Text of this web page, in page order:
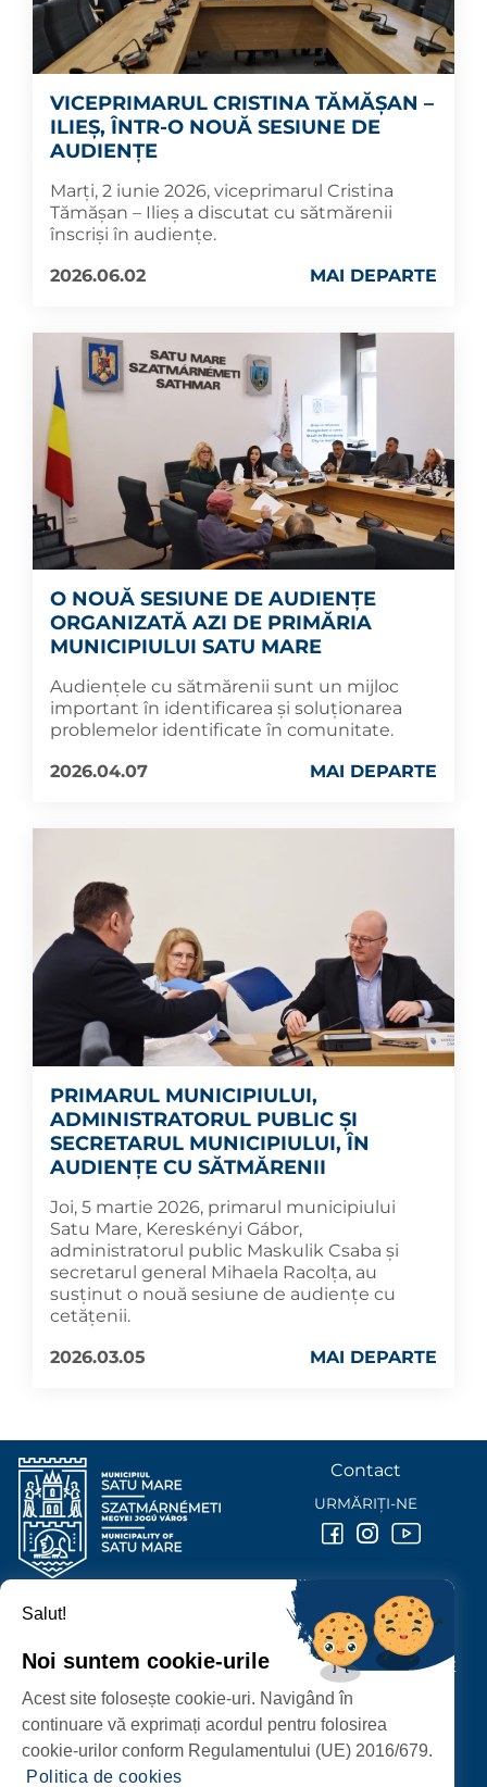
VICEPRIMARUL CRISTINA TĂMĂȘAN –
ILIEȘ, ÎNTR-O NOUĂ SESIUNE DE
AUDIENȚE
Marți, 2 iunie 2026, viceprimarul Cristina
Tămășan – Ilieș a discutat cu sătmărenii
înscriși în audiențe.
2026.06.02
MAI DEPARTE
O NOUĂ SESIUNE DE AUDIENȚE
ORGANIZATĂ AZI DE PRIMĂRIA
MUNICIPIULUI SATU MARE
Audiențele cu sătmărenii sunt un mijloc
important în identificarea și soluționarea
problemelor identificate în comunitate.
2026.04.07
MAI DEPARTE
PRIMARUL MUNICIPIULUI,
ADMINISTRATORUL PUBLIC ȘI
SECRETARUL MUNICIPIULUI, ÎN
AUDIENȚE CU SĂTMĂRENII
Joi, 5 martie 2026, primarul municipiului
Satu Mare, Kereskényi Gábor,
administratorul public Maskulik Csaba și
secretarul general Mihaela Racolța, au
susținut o nouă sesiune de audiențe cu
cetățenii.
2026.03.05
MAI DEPARTE
PROTECȚIA DATELOR PERSONALE
PRIMĂRIA MUNICIPIULUI
P-ȚA 25 OCTOMBRIE, NR. 1 CORP M, 440026 SATU MARE
Contact
URMĂRIȚI-NE
Salut!
Noi suntem cookie-urile
Acest site folosește cookie-uri. Navigând în
continuare vă exprimați acordul pentru folosirea
cookie-urilor conform Regulamentului (UE) 2016/679.
Politica de cookies